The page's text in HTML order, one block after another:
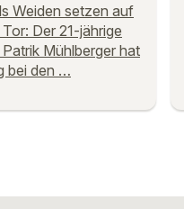
Weiden setzen auf
Der 21-jährige
Mühlberger hat
bei den …